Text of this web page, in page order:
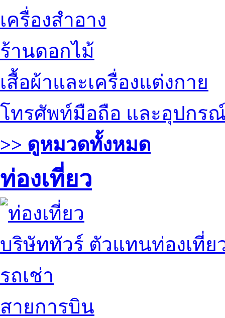
เครื่องสำอาง
ร้านดอกไม้
เสื้อผ้าและเครื่องแต่งกาย
โทรศัพท์มือถือ และอุปกร
>> ดูหมวดทั้งหมด
ท่องเที่ยว
บริษัททัวร์ ตัวแทนท่องเที่ย
รถเช่า
สายการบิน